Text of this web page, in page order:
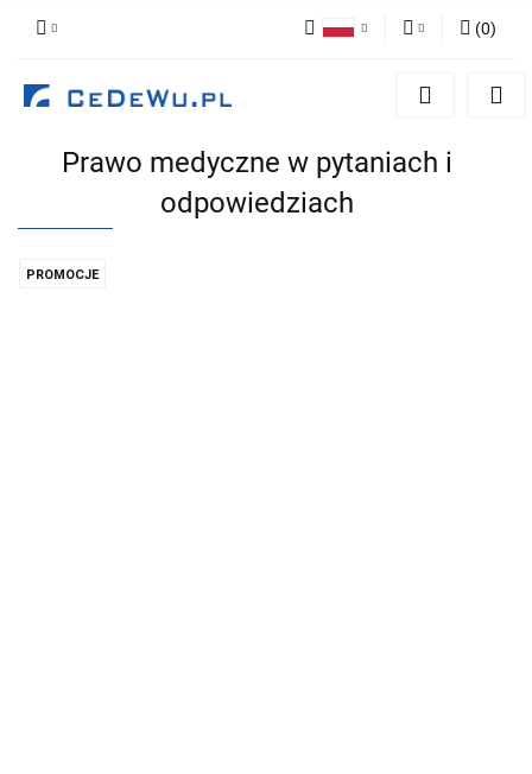
Zaloguj się
Dodaj zgłoszenie
Zgody cookies
(0)
Prawo medyczne w pytaniach i
odpowiedziach
PROMOCJE